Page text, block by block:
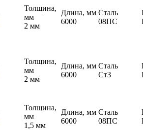
Толщина,
мм
2 мм
Длина, мм
6000
Сталь
08ПС
Толщина,
мм
2 мм
Длина, мм
6000
Сталь
Ст3
Толщина,
мм
1,5 мм
Длина, мм
6000
Сталь
08ПС